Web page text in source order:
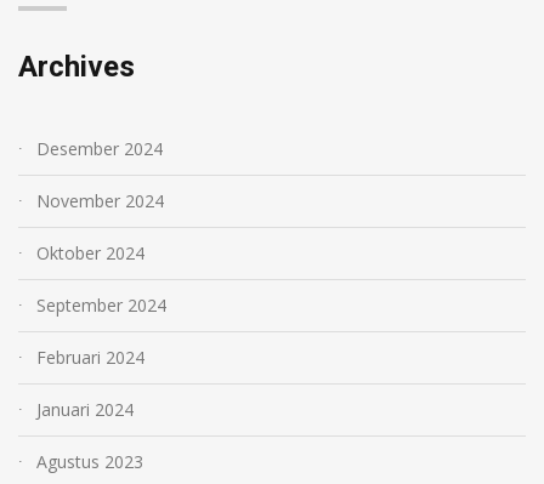
Archives
Desember 2024
November 2024
Oktober 2024
September 2024
Februari 2024
Januari 2024
Agustus 2023